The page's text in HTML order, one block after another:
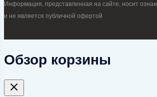
Информация, представленная на сайте, носит
и не является публичной офертой
Обзор корзины